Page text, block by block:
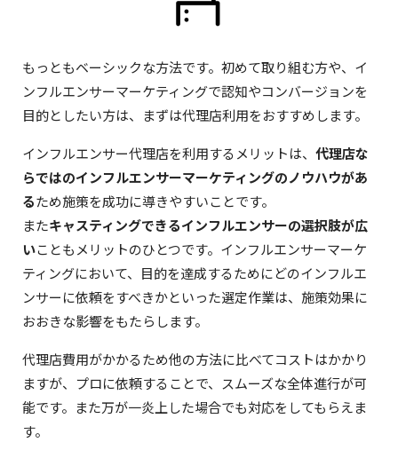
もっともベーシックな方法です。初めて取り組む方や、イ
ンフルエンサーマーケティングで認知やコンバージョンを
目的としたい方は、まずは代理店利用をおすすめします。
インフルエンサー代理店を利用するメリットは、 代理店な
らではのインフルエンサーマーケティングのノウハウがあ
るため施策を成功に導きやすいことです。
またキャスティングできるインフルエンサーの選択肢が広
いこともメリットのひとつです。インフルエンサーマーケ
ティングにおいて、目的を達成するためにどのインフルエ
ンサーに依頼をすべきかといった選定作業は、施策効果に
おおきな影響をもたらします。
代理店費用がかかるため他の方法に比べてコストはかかり
ますが、プロに依頼することで、スムーズな全体進行が可
能です。また万が一炎上した場合でも対応をしてもらえま
す。